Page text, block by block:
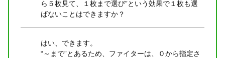
ら５枚見て、１枚まで選び”という効果で１枚も選
ばないことはできますか？
はい、できます。
“～まで”とあるため、ファイターは、０から指定さ